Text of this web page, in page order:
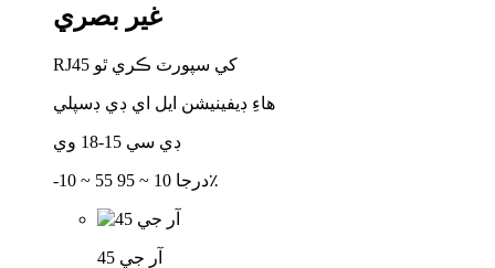
غير بصري
RJ45 کي سپورٽ ڪري ٿو
هاءِ ڊيفينيشن ايل اي ڊي ڊسپلي
ڊي سي 15-18 وي
-10 ~ 55 درجا 10 ~ 95٪
آر جي 45